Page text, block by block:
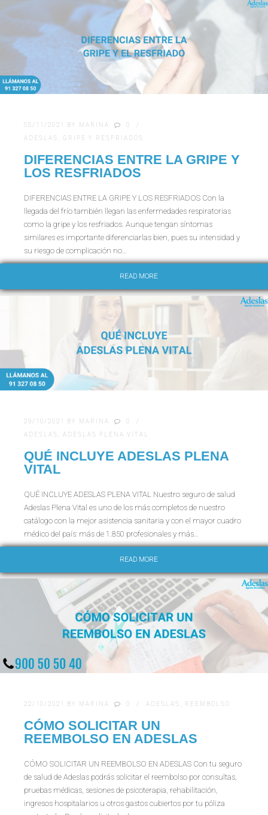
05/11/2021 BY MARINA
0
ADESLAS
GRIPE Y RESFRIADOS
DIFERENCIAS ENTRE LA GRIPE Y
LOS RESFRIADOS
DIFERENCIAS ENTRE LA GRIPE Y LOS RESFRIADOS Con la
llegada del frío también llegan las enfermedades respiratorias
como la gripe y los resfriados. Aunque tengan síntomas
similares es importante diferenciarlas bien, pues su intensidad y
su riesgo de complicación no…
READ MORE
29/10/2021 BY MARINA
0
ADESLAS
ADESLAS PLENA VITAL
QUÉ INCLUYE ADESLAS PLENA
VITAL
QUÉ INCLUYE ADESLAS PLENA VITAL Nuestro seguro de salud
Adeslas Plena Vital es uno de los más completos de nuestro
catálogo con la mejor asistencia sanitaria y con el mayor cuadro
médico del país: más de 1.850 profesionales y más…
READ MORE
22/10/2021 BY MARINA 0 ADESLAS REEMBOLSO
CÓMO SOLICITAR UN
REEMBOLSO EN ADESLAS
CÓMO SOLICITAR UN REEMBOLSO EN ADESLAS Con tu seguro
de salud de Adeslas podrás solicitar el reembolso por consultas,
pruebas médicas, sesiones de psicoterapia, rehabilitación,
ingresos hospitalarios u otros gastos cubiertos por tu póliza